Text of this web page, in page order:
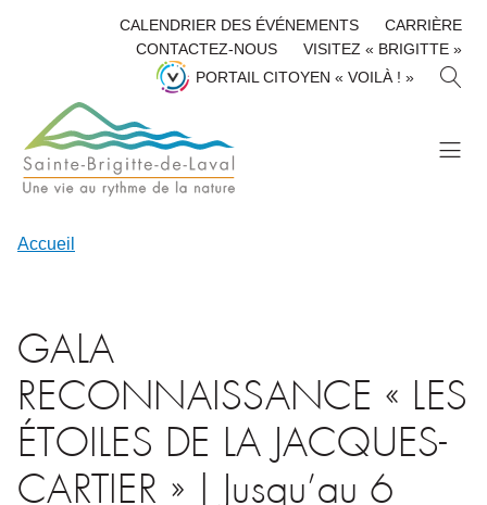
CALENDRIER DES ÉVÉNEMENTS
CARRIÈRE
CONTACTEZ-NOUS
VISITEZ « BRIGITTE »
PORTAIL CITOYEN « VOILÀ ! »
H
Accueil
GALA
RECONNAISSANCE « LES
ÉTOILES DE LA JACQUES-
CARTIER » | Jusqu’au 6